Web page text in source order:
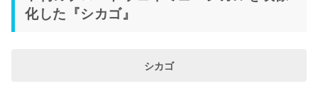
化した『シカゴ』
シカゴ